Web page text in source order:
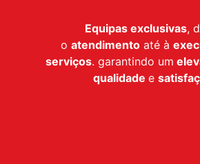
Equipas exclusivas,
o atendimento até à
serviços. garantindo um
qualidade e